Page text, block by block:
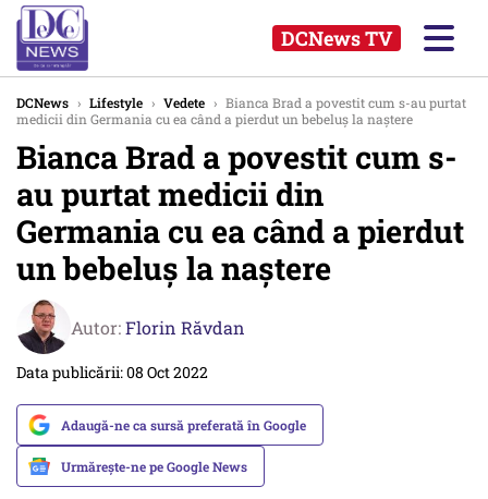
DCNews TV
DCNews › Lifestyle › Vedete › Bianca Brad a povestit cum s-au purtat
medicii din Germania cu ea când a pierdut un bebeluş la naştere
Bianca Brad a povestit cum s-
au purtat medicii din
Germania cu ea când a pierdut
un bebeluş la naştere
Autor:Florin Răvdan
Data publicării: 08 Oct 2022
Adaugă-ne ca sursă preferată în Google
Urmărește-ne pe Google News